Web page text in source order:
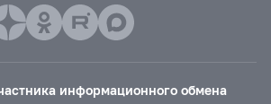
информационного обмена